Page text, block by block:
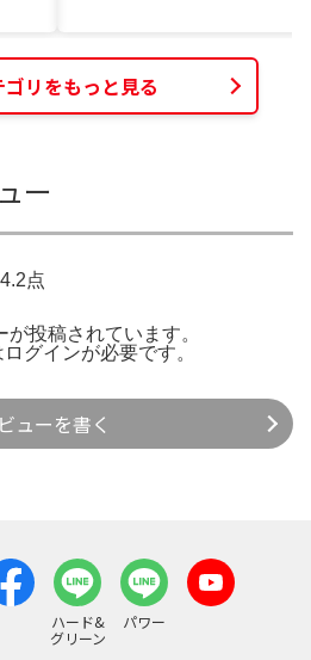
ゴリをもっと見る
ー
4.2点
投稿されています。
ログインが必要です。
ューを書く
ハード&
グリーン
パワー